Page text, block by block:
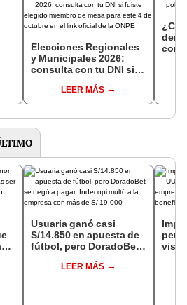
Elecciones Regionales
y Municipales 2026:
consulta con tu DNI si
de mesa para este 4 de
octubre en el link oficial
LEER MÁS
con
Usuaria ganó casi
S/14.850 en apuesta de
fútbol, pero DoradoBet
Indecopi multó a la
LEER MÁS